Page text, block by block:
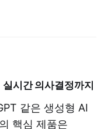
시간 의사결정까지
같은 생성형 AI
핵심 제품은